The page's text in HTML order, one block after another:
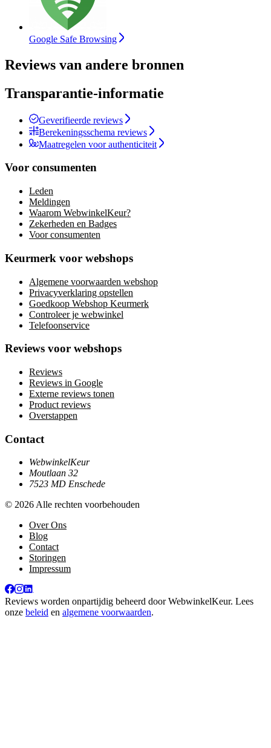
Google Safe Browsing
Reviews van andere bronnen
Transparantie-informatie
Geverifieerde reviews
Berekeningsschema reviews
Maatregelen voor authenticiteit
Voor consumenten
Leden
Meldingen
Waarom WebwinkelKeur?
Zekerheden en Badges
Voor consumenten
Keurmerk voor webshops
Algemene voorwaarden webshop
Privacyverklaring opstellen
Goedkoop Webshop Keurmerk
Controleer je webwinkel
Telefoonservice
Reviews voor webshops
Reviews
Reviews in Google
Externe reviews tonen
Product reviews
Overstappen
Contact
WebwinkelKeur
Moutlaan 32
7523 MD Enschede
© 2026 Alle rechten voorbehouden
Over Ons
Blog
Contact
Storingen
Impressum
Reviews worden onpartijdig beheerd doorWebwinkelKeur. Lees
onze beleid en algemene voorwaarden.